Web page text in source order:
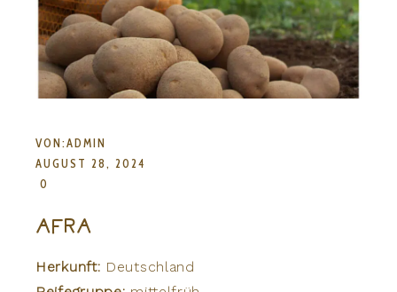
VON:ADMIN
AUGUST 28, 2024
0
AFRA
Herkunft: Deutschland